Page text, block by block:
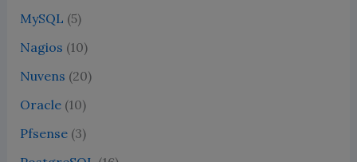
MySQL (5)
Nagios (10)
Nuvens (20)
Oracle(10)
Pfsense(3)